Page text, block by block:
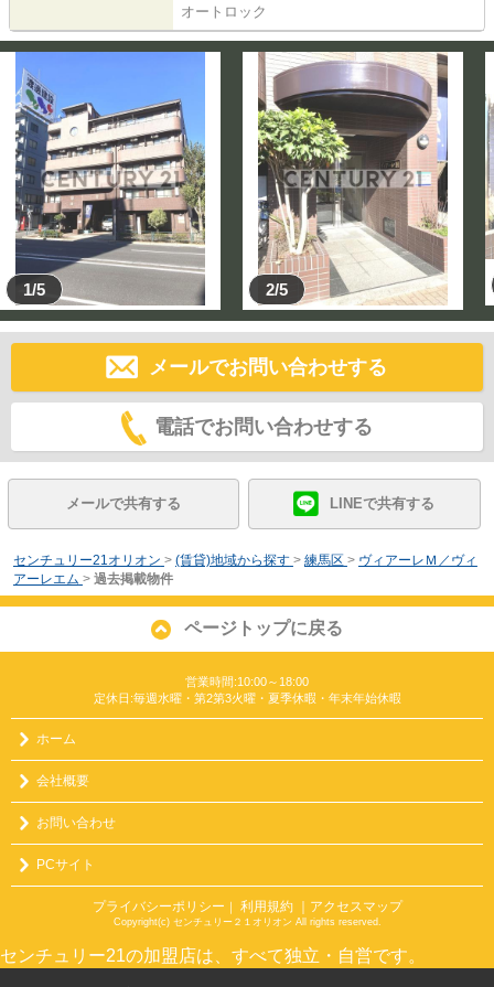
オートロック
1/5 2/5
メールでお問い合わせする
電話でお問い合わせする
メールで共有する LINEで共有する
センチュリー21オリオン > (賃貸)地域から探す > 練馬区 > ヴィアーレＭ／ヴィ
アーレエム > 過去掲載物件
ページトップに戻る
営業時間:10:00～18:00
定休日:毎週水曜・第2第3火曜・夏季休暇・年末年始休暇
ホーム
会社概要
お問い合わせ
PCサイト
プライバシーポリシー ｜ 利用規約 ｜アクセスマップ
Copyright(c) センチュリー２１オリオン All rights reserved.
センチュリー21の加盟店は、すべて独立・自営です。